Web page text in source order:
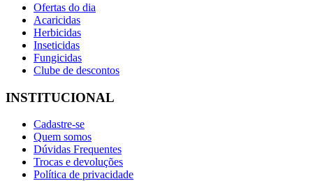
Ofertas do dia
Acaricidas
Herbicidas
Inseticidas
Fungicidas
Clube de descontos
INSTITUCIONAL
Cadastre-se
Quem somos
Dúvidas Frequentes
Trocas e devoluções
Política de privacidade